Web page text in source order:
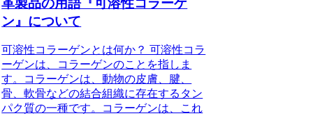
ン』について
可溶性コラーゲンとは何か？ 可溶性コラ
ーゲンは、コラーゲンのことを指しま
す。コラーゲンは、動物の皮膚、腱、
骨、軟骨などの結合組織に存在するタン
パク質の一種です。コラーゲンは、これ